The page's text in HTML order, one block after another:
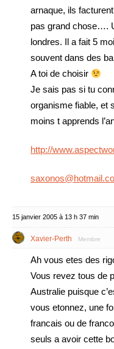
arnaque, ils
pas grand chose….
londres. Il a fait 5
souvent dans des
A toi de choisir
Je sais pas si tu
organisme fiable, et
moins t apprends
http://
15 janvier 2005 à 13 h 37 min
Xavier-Perth Membre
Ah vous etes des
Vous revez tous de
Australie puisque
vous etonnez, une
francais ou de
seuls a avoir cette